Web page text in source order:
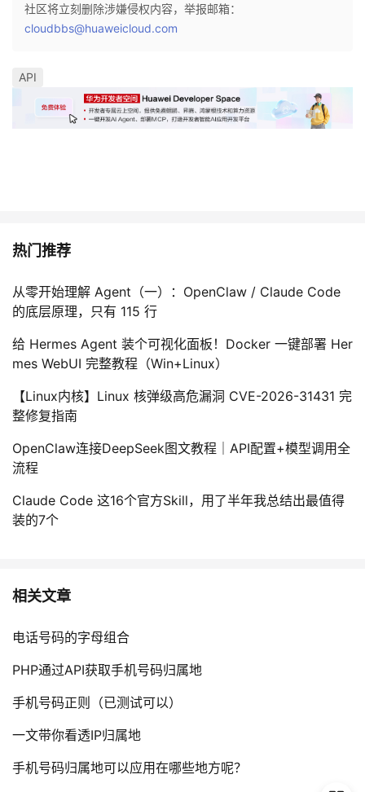
社区将立刻删除涉嫌侵权内容，举报邮箱：
cloudbbs@huaweicloud.com
API
热门推荐
从零开始理解 Agent（一）：OpenClaw / Claude Code
的底层原理，只有 115 行
给 Hermes Agent 装个可视化面板！Docker 一键部署 Her
mes WebUI 完整教程（Win+Linux）
【Linux内核】Linux 核弹级高危漏洞 CVE-2026-31431 完
整修复指南
OpenClaw连接DeepSeek图文教程｜API配置+模型调用全
流程
Claude Code 这16个官方Skill，用了半年我总结出最值得
装的7个
相关文章
电话号码的字母组合
PHP通过API获取手机号码归属地
手机号码正则（已测试可以）
一文带你看透IP归属地
手机号码归属地可以应用在哪些地方呢？